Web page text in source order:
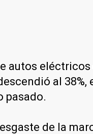
eléctricos
al
pasado.
de la